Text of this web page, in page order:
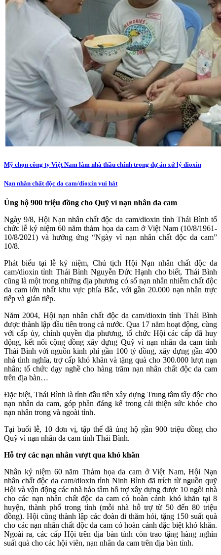
Mỹ chọn công ty Việt Nam làm nhà thầu chính trong dự án xử lý dioxin
Nạn nhân chất độc da cam/dioxin vui hát
Ủng hộ 900 triệu đồng cho Quỹ vì nạn nhân da cam
Ngày 9/8, Hội Nạn nhân chất độc da cam/dioxin tỉnh Thái Bình tổ
chức lễ kỷ niệm 60 năm thảm họa da cam ở Việt Nam (10/8/1961-
10/8/2021) và hưởng ứng “Ngày vì nạn nhân chất độc da cam”
10/8.
Phát biểu tại lễ kỷ niệm, Chủ tịch Hội Nạn nhân chất độc da
cam/dioxin tỉnh Thái Bình Nguyễn Đức Hạnh cho biết, Thái Bình
cũng là một trong những địa phương có số nạn nhân nhiễm chất độc
da cam lớn nhất khu vực phía Bắc, với gần 20.000 nạn nhân trực
tiếp và gián tiếp.
Năm 2004, Hội nạn nhân chất độc da cam/dioxin tỉnh Thái Bình
được thành lập đầu tiên trong cả nước. Qua 17 năm hoạt động, cùng
với cấp ủy, chính quyền địa phương, tổ chức Hội các cấp đã huy
động, kết nối cộng đồng xây dựng Quỹ vì nạn nhân da cam tỉnh
Thái Bình với nguồn kinh phí gần 100 tỷ đồng, xây dựng gần 400
nhà tình nghĩa, trợ cấp khó khăn và tặng quà cho 300.000 lượt nạn
nhân; tổ chức dạy nghề cho hàng trăm nạn nhân chất độc da cam
trên địa bàn…
Đặc biệt, Thái Bình là tỉnh đầu tiên xây dựng Trung tâm tẩy độc cho
nạn nhân da cam, góp phần đáng kể trong cải thiện sức khỏe cho
nạn nhân trong và ngoài tỉnh.
Tại buổi lễ, 10 đơn vị, tập thể đã ủng hộ gần 900 triệu đồng cho
Quỹ vì nạn nhân da cam tỉnh Thái Bình.
Hỗ trợ các nạn nhân vượt qua khó khăn
Nhân kỷ niệm 60 năm Thảm họa da cam ở Việt Nam, Hội Nạn
nhân chất độc da cam/dioxin tỉnh Ninh Bình đã trích từ nguồn quỹ
Hội và vận động các nhà hảo tâm hỗ trợ xây dựng được 10 ngôi nhà
cho các nạn nhân chất độc da cam có hoàn cảnh khó khăn tại 8
huyện, thành phố trong tỉnh (mỗi nhà hỗ trợ từ 50 đến 80 triệu
đồng). Hội cũng thành lập các đoàn đi thăm hỏi, tặng 150 suất quà
cho các nạn nhân chất độc da cam có hoàn cảnh đặc biệt khó khăn.
Ngoài ra, các cấp Hội trên địa bàn tỉnh còn trao tặng hàng nghìn
suất quà cho các hội viên, nạn nhân da cam trên địa bàn tỉnh.